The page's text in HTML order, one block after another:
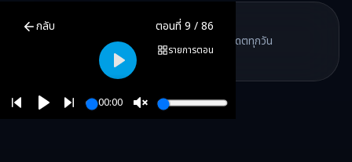
กลับ ตอนที่ 9 /86
รายการตอน
00:00
Play
เงา
RA15 เป็นเว็บไซต์ดูซีรี่ส์จีนออนไลน์ฟรี ที่รวบรวมหนังจีน ละครจีน มิ
RA15 Drama
RA15 Drama
รวมซีรี่ส์จีน ละครสั้น หนังแนวตั้ง พากย์ไทย อัปเดตทุกวัน
RA15 Drama